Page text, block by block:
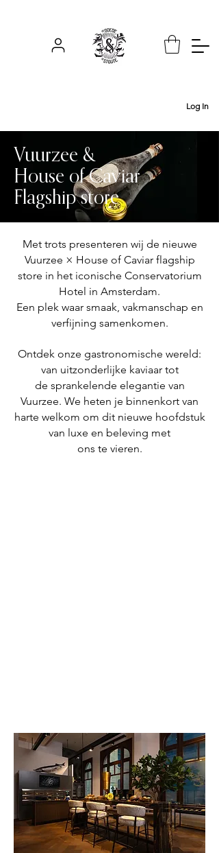
Log In
Vuurzee &
House of Caviar
Flagship store
Met trots presenteren wij de nieuwe
Vuurzee × House of Caviar flagship
store in het iconische Conservatorium
Hotel in Amsterdam.
Een plek waar smaak, vakmanschap en
verfijning samenkomen.
Ontdek onze gastronomische wereld:
van uitzonderlijke kaviaar tot
de sprankelende elegantie van
Vuurzee. We heten je binnenkort van
harte welkom om dit nieuwe hoofdstuk
van luxe en beleving met
ons te vieren.